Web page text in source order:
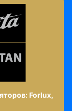
Forlux,